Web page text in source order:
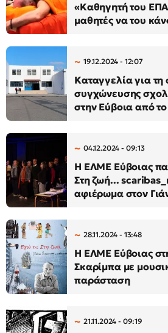
«Καθηγητή του
μαθητές να του
19.12.2024 - 12:07
Καταγγελία για τη
συγχώνευσης
στην Εύβοια από
04.12.2024 - 09:13
Η ΕΛΜΕ Εύβοιας
Στη ζωή...
αφιέρωμα στον
28.11.2024 - 13:48
Η ΕΛΜΕ Εύβοιας
Σκαρίμπα με
παράσταση
21.11.2024 - 09:19